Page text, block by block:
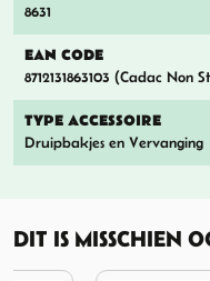
8631
EAN CODE
8712131863103 (Cadac Non
TYPE ACCESSOIRE
Druipbakjes en Vervanging
DIT IS MISSCHIEN